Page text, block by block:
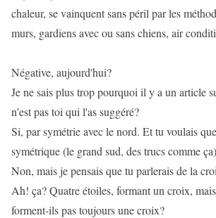
chaleur, se vainquent sans péril par les
murs, gardiens avec ou sans chiens, air
Négative, aujourd'hui?
Je ne sais plus trop pourquoi il y a un article
n'est pas toi qui l'as suggéré?
Si, par symétrie avec le nord. Et tu voulais
symétrique (le grand sud, des trucs comme
Non, mais je pensais que tu parlerais de la
Ah! ça? Quatre étoiles, formant un croix,
forment-ils pas toujours une croix?